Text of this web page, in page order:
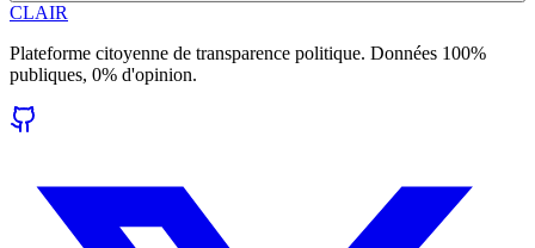
CLAIR
Plateforme citoyenne de transparence politique. Données 100%
publiques, 0% d'opinion.